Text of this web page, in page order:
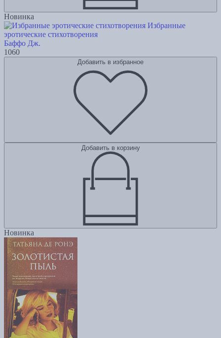
Новинка
Избранные
эротические стихотворения
Баффо Дж.
1060
Добавить в избранное
Добавить в корзину
Новинка